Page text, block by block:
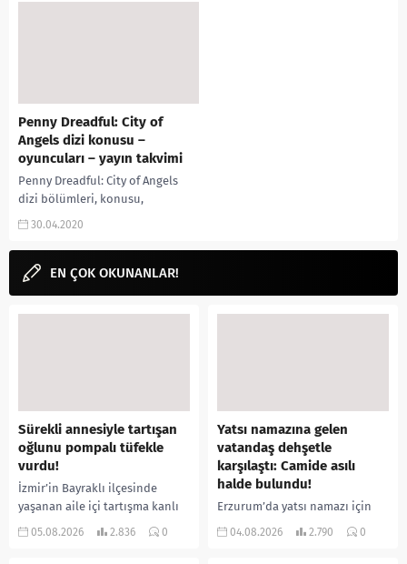
Penny Dreadful: City of
Angels dizi konusu –
oyuncuları – yayın takvimi
Penny Dreadful: City of Angels
dizi bölümleri, konusu,
oyuncuları, bölüm takvimleri,
çıkacak, 1.bölüm gibi
aramalarınıza yorum...
30.04.2020
EN ÇOK OKUNANLAR!
Sürekli annesiyle tartışan
oğlunu pompalı tüfekle
vurdu!
İzmir’in Bayraklı ilçesinde
yaşanan aile içi tartışma kanlı
bitti. İddiaya göre, uzun süredir
05.08.2026 2.836 0
Yatsı namazına gelen
vatandaş dehşetle
karşılaştı: Camide asılı
halde bulundu!
Erzurum’da yatsı namazı için
camiye gelen bir vatandaş,
04.08.2026 2.790 0